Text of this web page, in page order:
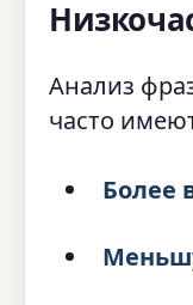
Анализ
часто
Более